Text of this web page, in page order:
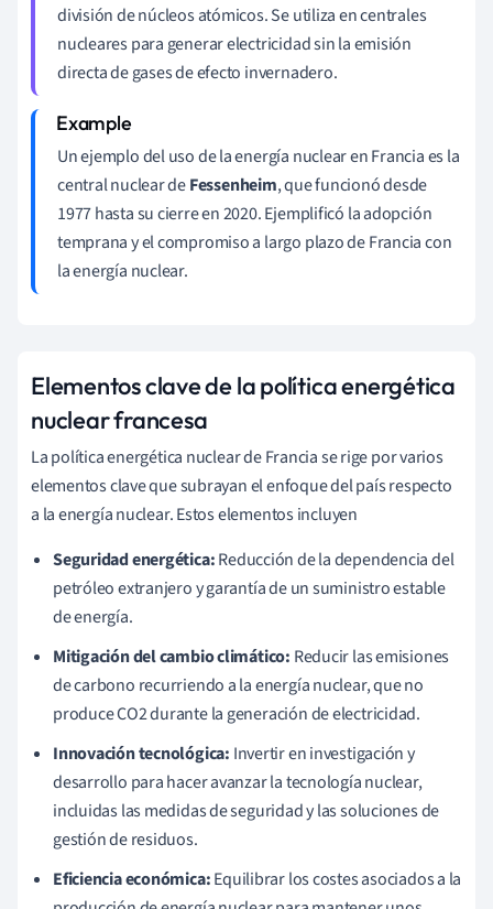
división de núcleos atómicos. Se utiliza en centrales
nucleares para generar electricidad sin la emisión
directa de gases de efecto invernadero.
Un ejemplo del uso de la energía nuclear en Francia es la
central nuclear deFessenheim, que funcionó desde
1977 hasta su cierre en 2020. Ejemplificó la adopción
temprana y el compromiso a largo plazo de Francia con
la energía nuclear.
Elementos clave de la política energética
nuclear francesa
La política energética nuclear de Francia se rige por varios
elementos clave que subrayan el enfoque del país respecto
a la energía nuclear. Estos elementos incluyen
Seguridad energética:Reducción de la dependencia del
petróleo extranjero y garantía de un suministro estable
de energía.
Mitigación del cambio climático: Reducir las emisiones
de carbono recurriendo a la energía nuclear, que no
produce CO2 durante la generación de electricidad.
Innovación tecnológica: Invertir en investigación y
desarrollo para hacer avanzar la tecnología nuclear,
incluidas las medidas de seguridad y las soluciones de
gestión de residuos.
Eficiencia económica:Equilibrar los costes asociados a la